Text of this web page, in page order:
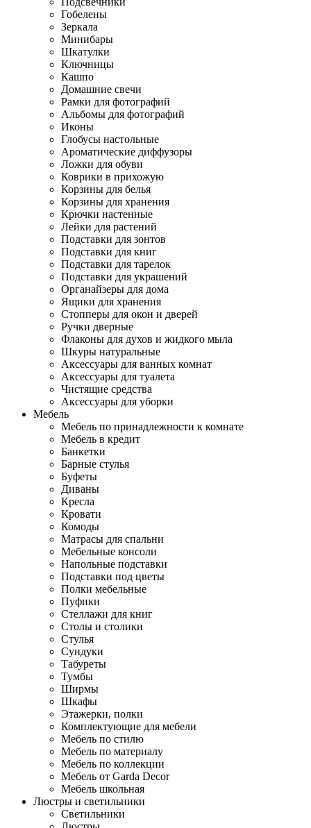
Гобелены
Зеркала
Минибары
Шкатулки
Ключницы
Кашпо
Домашние свечи
Рамки для фотографий
Альбомы для фотографий
Иконы
Глобусы настольные
Ароматические диффузоры
Ложки для обуви
Коврики в прихожую
Корзины для белья
Корзины для хранения
Крючки настенные
Лейки для растений
Подставки для зонтов
Подставки для книг
Подставки для тарелок
Подставки для украшений
Органайзеры для дома
Ящики для хранения
Стопперы для окон и дверей
Ручки дверные
Флаконы для духов и жидкого мыла
Шкуры натуральные
Аксессуары для ванных комнат
Аксессуары для туалета
Чистящие средства
Аксессуары для уборки
Мебель
Мебель по принадлежности к комнате
Мебель в кредит
Банкетки
Барные стулья
Буфеты
Диваны
Кресла
Кровати
Комоды
Матрасы для спальни
Мебельные консоли
Напольные подставки
Подставки под цветы
Полки мебельные
Пуфики
Стеллажи для книг
Столы и столики
Стулья
Сундуки
Табуреты
Тумбы
Ширмы
Шкафы
Этажерки, полки
Комплектующие для мебели
Мебель по стилю
Мебель по материалу
Мебель по коллекции
Мебель от Garda Decor
Мебель школьная
Люстры и светильники
Светильники